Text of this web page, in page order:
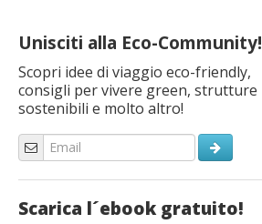
Unisciti alla Eco-Community!
Scopri idee di viaggio eco-friendly,
consigli per vivere green, strutture
sostenibili e molto altro!
Scarica l´ebook gratuito!